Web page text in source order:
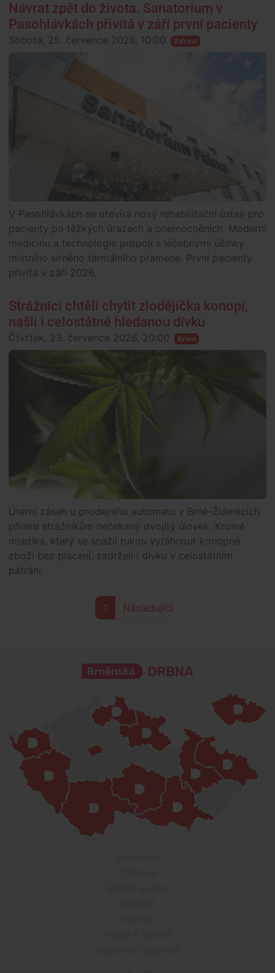
Návrat zpět do života. Sanatorium v
Pasohlávkách přivítá v září první pacienty
Sobota, 25. července 2026, 10:00 Zdraví
V Pasohlávkách se otevírá nový rehabilitační ústav pro
pacienty po těžkých úrazech a onemocněních. Moderní
medicínu a technologie propojí s léčebnými účinky
místního sirného termálního pramene. První pacienty
přivítá v září 2026.
Strážníci chtěli chytit zlodějíčka konopí,
našli i celostátně hledanou dívku
Čtvrtek, 23. července 2026, 20:00 Krimi
Úterní zásah u prodejního automatu v Brně-Židenicích
přinesl strážníkům nečekaný dvojitý úlovek. Kromě
mladíka, který se snažil rukou vytáhnout konopné
zboží bez placení, zadrželi i dívku v celostátním
pátrání.
1 Následující